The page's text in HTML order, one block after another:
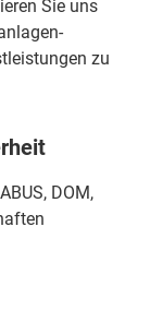
Sie uns
zu
DOM,